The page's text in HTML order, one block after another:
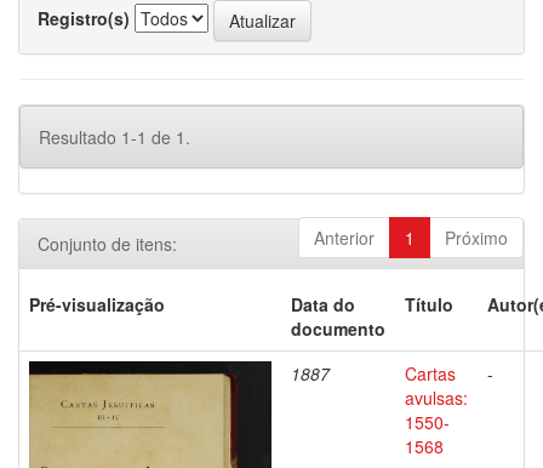
Registro(s)
Resultado 1-1 de 1.
Anterior 1 Próximo
Conjunto de itens:
Pré-visualização
Data do
documento
Título
1887
Cartas
avulsas:
1550-
1568
-